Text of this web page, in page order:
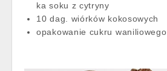
ka soku z cytryny
10 dag. wiórków kokosowych
opakowanie cukru waniliowego